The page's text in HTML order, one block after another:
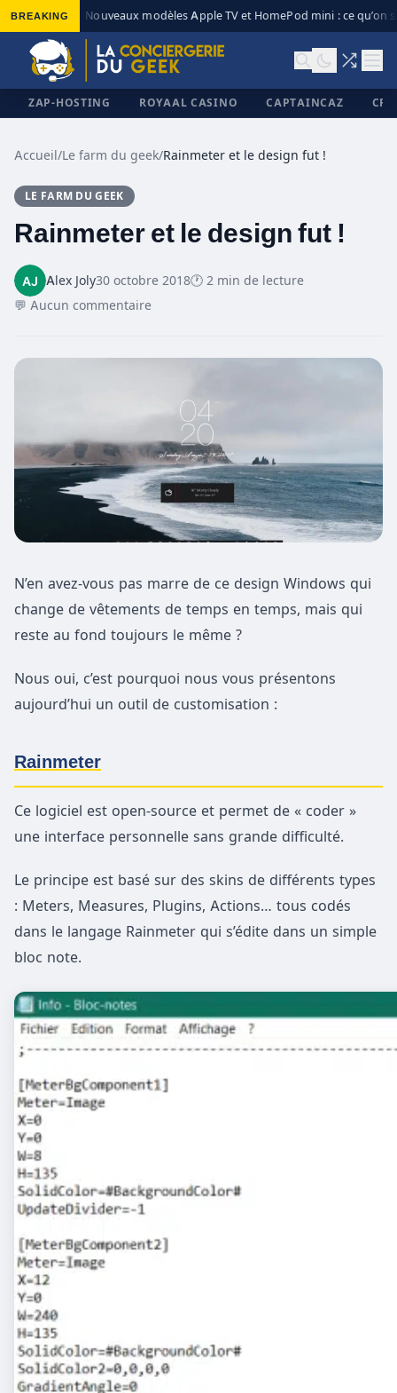
BREAKING◆ Nouveaux modèles Apple TV et HomePod mini : ce qu’on
ZAP-HOSTING ROYAAL CASINO CAPTAINCAZ
Accueil/Le farm du geek/Rainmeter et le design fut !
LE FARM DU GEEK
Rainmeter et le design fut !
Alex Joly30 octobre 2018🕐 2 min de lecture
💬 Aucun commentaire
N’en avez-vous pas marre de ce design Windows qui
change de vêtements de temps en temps, mais qui
reste au fond toujours le même ?
Nous oui, c’est pourquoi nous vous présentons
aujourd’hui un outil de customisation :
Rainmeter
Ce logiciel est open-source et permet de « coder »
une interface personnelle sans grande difficulté.
Le principe est basé sur des skins de différents types
: Meters, Measures, Plugins, Actions… tous codés
dans le langage Rainmeter qui s’édite dans un simple
bloc note.